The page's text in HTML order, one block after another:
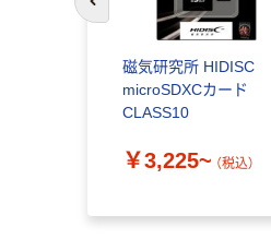
磁気研究所 HIDISC
microSDXCカード
CLASS10
￥3,225~ （税込）
前のスライドへ